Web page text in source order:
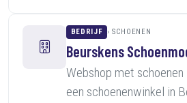
BEDRIJF SCHOENEN
Beurskens
Webshop met
een schoenenwinkel in